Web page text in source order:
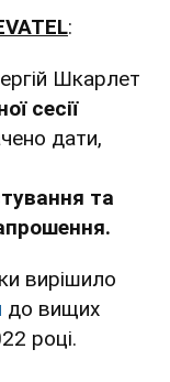
:
Шкарлет
сесії
дати,
та
вирішило
до вищих
році.